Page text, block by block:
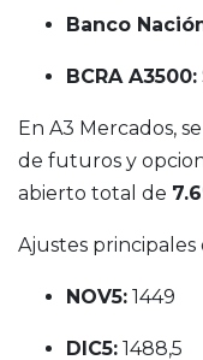
Banco
BCRA A3500:
En A3 Mercados,
de futuros y
abierto total de
Ajustes
NOV5: 1449
DIC5: 1488,5